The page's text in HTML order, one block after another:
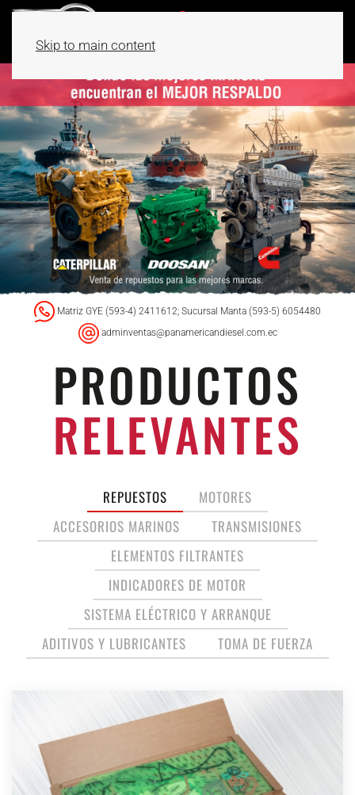
Skip to main content
Matriz GYE (593-4) 2411612; Sucursal Manta (593-5) 6054480
adminventas@panamericandiesel.com.ec
PRODUCTOS
RELEVANTES
REPUESTOS
MOTORES
ACCESORIOS MARINOS
TRANSMISIONES
ELEMENTOS FILTRANTES
INDICADORES DE MOTOR
SISTEMA ELÉCTRICO Y ARRANQUE
ADITIVOS Y LUBRICANTES
TOMA DE FUERZA